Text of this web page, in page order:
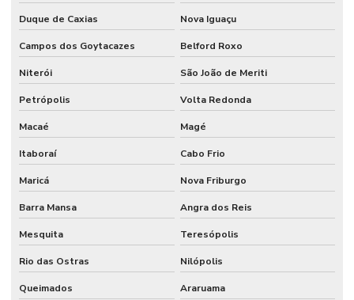
Duque de Caxias Nova Iguaçu
Campos dos Goytacazes Belford Roxo
Niterói São João de Meriti
Petrópolis Volta Redonda
Macaé Magé
Itaboraí Cabo Frio
Maricá Nova Friburgo
Barra Mansa Angra dos Reis
Mesquita Teresópolis
Rio das Ostras Nilópolis
Queimados Araruama